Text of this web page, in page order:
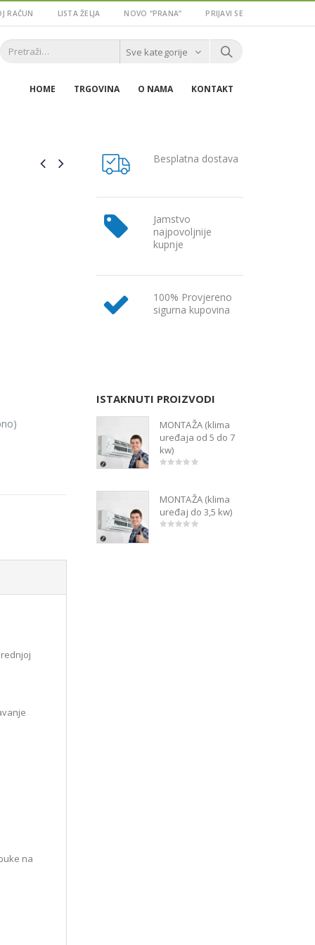
RAČUN LISTA ŽELJA NOVO “PRANA” PRIJAVI SE
Sve kategorije
HOME TRGOVINA O NAMA KONTAKT
na
Besplatna dostava
Jamstvo
najpovoljnije
kupnje
100% Provjereno
sigurna kupovina
ISTAKNUTI PROIZVODI
MONTAŽA (klima
uređaja od 5 do 7
kw)
5bila
je:
2,500.00kn.
je:
2,000.00kn.
MONTAŽA (klima
uređaj do 3,5 kw)